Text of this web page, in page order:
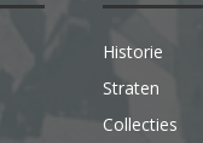
Historie
Straten
Collecties